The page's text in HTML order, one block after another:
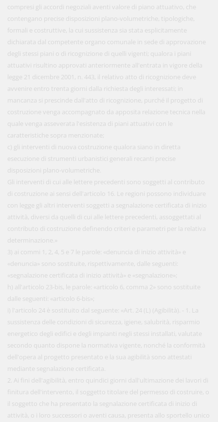
compresi gli accordi negoziali aventi valore di piano attuativo, che
contengano precise disposizioni plano-volumetriche, tipologiche,
formali e costruttive, la cui sussistenza sia stata esplicitamente
dichiarata dal competente organo comunale in sede di approvazione
degli stessi piani o di ricognizione di quelli vigenti; qualora i piani
attuativi risultino approvati anteriormente all'entrata in vigore della
legge 21 dicembre 2001, n. 443, il relativo atto di ricognizione deve
avvenire entro trenta giorni dalla richiesta degli interessati; in
mancanza si prescinde dall'atto di ricognizione, purché il progetto di
costruzione venga accompagnato da apposita relazione tecnica nella
quale venga asseverata l'esistenza di piani attuativi con le
caratteristiche sopra menzionate;
c) gli interventi di nuova costruzione qualora siano in diretta
esecuzione di strumenti urbanistici generali recanti precise
disposizioni plano-volumetriche.
Gli interventi di cui alle lettere precedenti sono soggetti al contributo
di costruzione ai sensi dell'articolo 16. Le regioni possono individuare
con legge gli altri interventi soggetti a segnalazione certificata di inizio
attività, diversi da quelli di cui alle lettere precedenti, assoggettati al
contributo di costruzione definendo criteri e parametri per la relativa
determinazione.»
3) ai commi 1, 2, 4, 5 e 7 le parole: «denuncia di inizio attività» e
«denuncia» sono sostituite, rispettivamente, dalle seguenti:
«segnalazione certificata di inizio attività» e «segnalazione»;
h) all'articolo 23-bis, le parole: «articolo 6, comma 2» sono sostituite
dalle seguenti: «articolo 6-bis»;
i) l'articolo 24 è sostituito dal seguente: «Art. 24 (L) (Agibilità). - 1. La
sussistenza delle condizioni di sicurezza, igiene, salubrità, risparmio
energetico degli edifici e degli impianti negli stessi installati, valutate
secondo quanto dispone la normativa vigente, nonché la conformità
dell'opera al progetto presentato e la sua agibilità sono attestati
mediante segnalazione certificata.
2. Ai fini dell'agibilità, entro quindici giorni dall'ultimazione dei lavori di
finitura dell'intervento, il soggetto titolare del permesso di costruire, o
il soggetto che ha presentato la segnalazione certificata di inizio di
attività, o i loro successori o aventi causa, presenta allo sportello unico